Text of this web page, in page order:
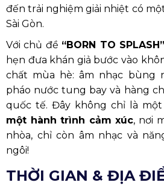
đến trải nghiệm giải nhiệt có
Sài Gòn.
Với chủ đề “BORN TO SPLASH”
hẹn đưa khán giả bước vào
chất mùa hè: âm nhạc bùng
pháo nước tung bay và hàng
quốc tế. Đây không chỉ là
một hành trình cảm xúc, nơi
nhòa, chỉ còn âm nhạc và
ngôi!
THỜI GIAN & ĐỊA